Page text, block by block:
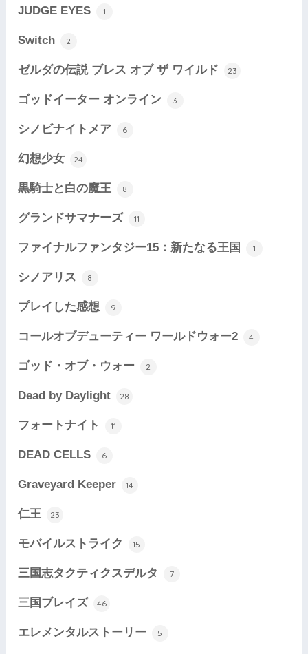
JUDGE EYES 1
Switch 2
ゼルダの伝説 ブレス オブ ザ ワイルド 23
ゴッドイーター オンライン 3
シノビナイトメア 6
幻想少女 24
黒騎士と白の魔王 8
グランドサマナーズ 11
ファイナルファンタジー15：新たなる王国 1
シノアリス 8
プレイした感想 9
コールオブデューティー ワールドウォー2 4
ゴッド・オブ・ウォー 2
Dead by Daylight 28
フォートナイト 11
DEAD CELLS 6
Graveyard Keeper 14
仁王 23
モバイルストライク 15
三国志タクティクスデルタ 7
三国ブレイズ 46
エレメンタルストーリー 5